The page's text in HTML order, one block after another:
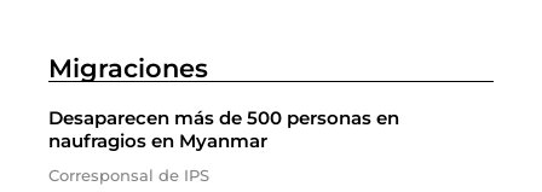
Migraciones
Desaparecen más de 500 personas en
naufragios en Myanmar
Corresponsal de IPS